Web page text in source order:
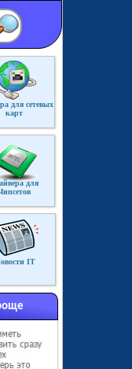
для сетевых
карт
для
IT